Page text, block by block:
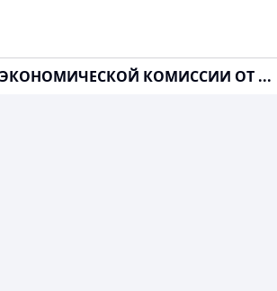
ЭКОНОМИЧЕСКОЙ КОМИССИИ ОТ ...